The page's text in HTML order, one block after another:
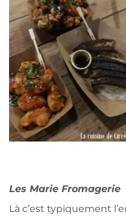
Les Marie Fromagerie
Là c’est typiquement